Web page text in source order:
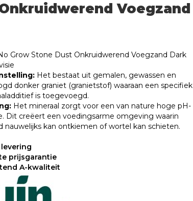
Voegzand
Grow Stone Dust Onkruidwerend Voegzand Dark
Het bestaat uit gemalen, gewassen en
donker graniet (granietstof) waaraan een specifiek
is toegevoegd.
Het mineraal zorgt voor een van nature hoge pH-
Dit creëert een voedingsarme omgeving waarin
nauwelijks kan ontkiemen of wortel kan schieten.
levering
prijsgarantie
A-kwaliteit